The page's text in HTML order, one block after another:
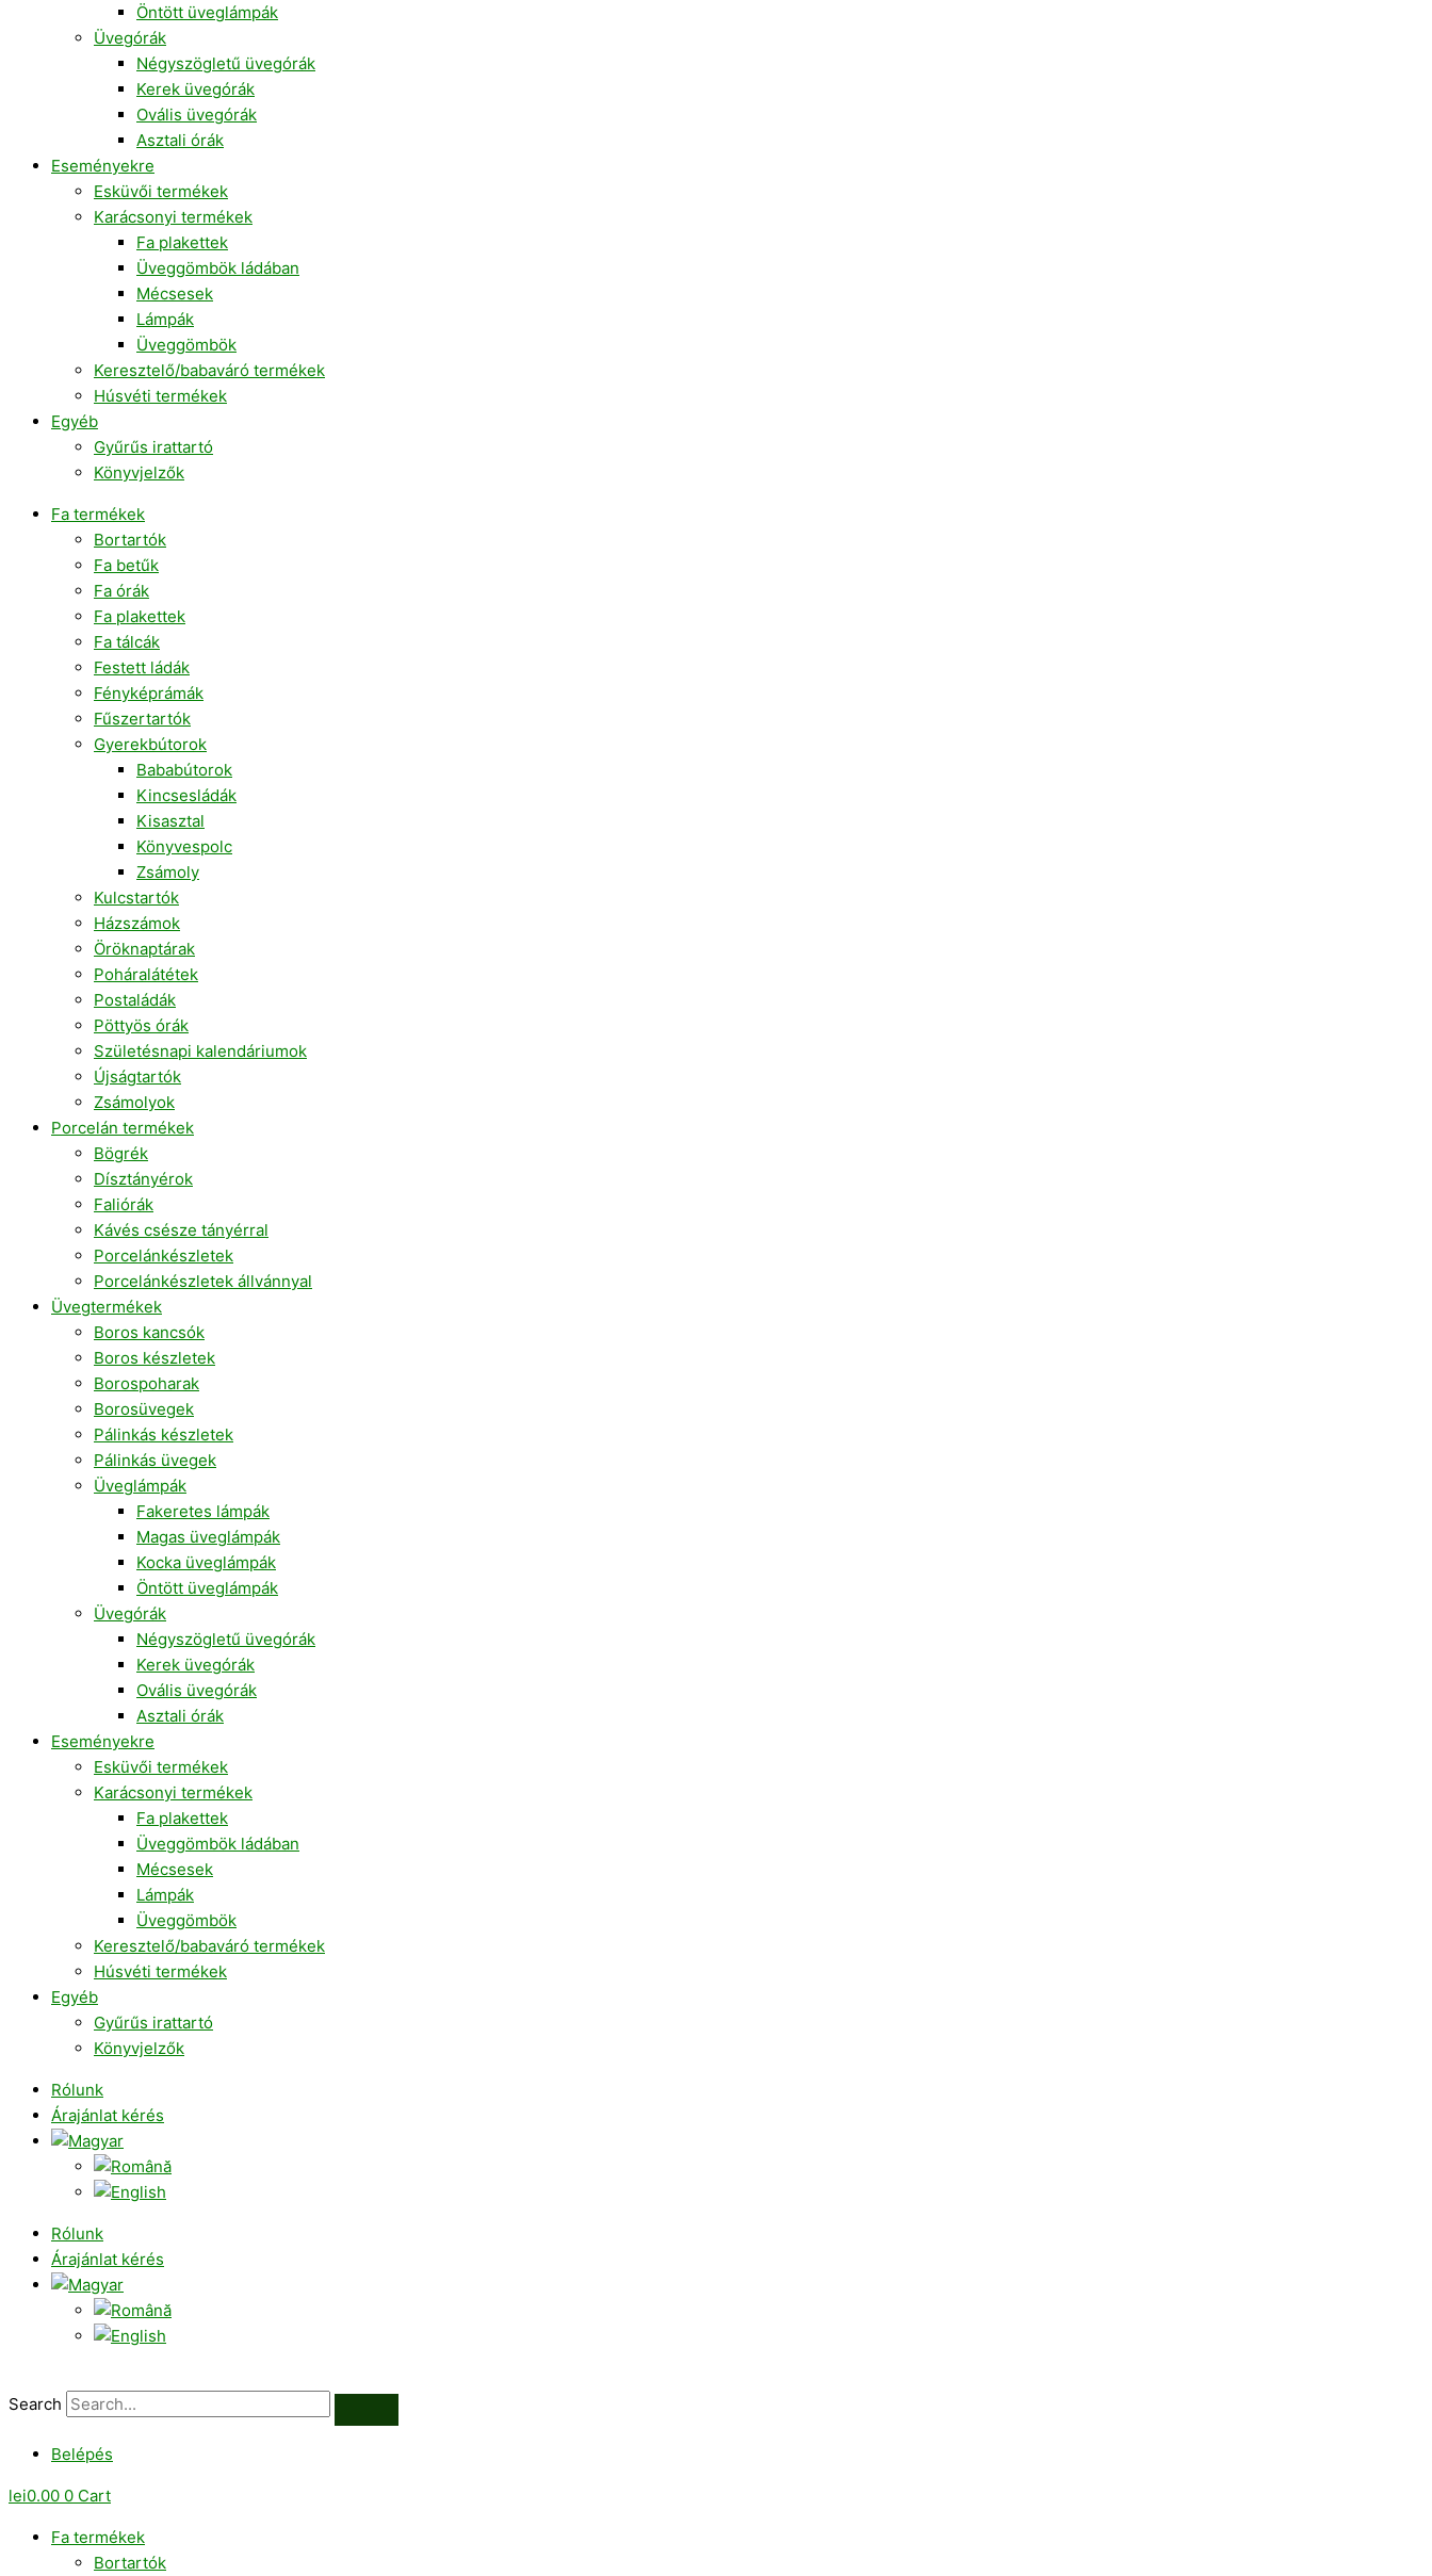
Öntött üveglámpák
Üvegórák
Négyszögletű üvegórák
Kerek üvegórák
Ovális üvegórák
Asztali órák
Eseményekre
Esküvői termékek
Karácsonyi termékek
Fa plakettek
Üveggömbök ládában
Mécsesek
Lámpák
Üveggömbök
Keresztelő/babaváró termékek
Húsvéti termékek
Egyéb
Gyűrűs irattartó
Könyvjelzők
Fa termékek
Bortartók
Fa betűk
Fa órák
Fa plakettek
Fa tálcák
Festett ládák
Fényképrámák
Fűszertartók
Gyerekbútorok
Bababútorok
Kincsesládák
Kisasztal
Könyvespolc
Zsámoly
Kulcstartók
Házszámok
Öröknaptárak
Poháralátétek
Postaládák
Pöttyös órák
Születésnapi kalendáriumok
Újságtartók
Zsámolyok
Porcelán termékek
Bögrék
Dísztányérok
Faliórák
Kávés csésze tányérral
Porcelánkészletek
Porcelánkészletek állvánnyal
Üvegtermékek
Boros kancsók
Boros készletek
Borospoharak
Borosüvegek
Pálinkás készletek
Pálinkás üvegek
Üveglámpák
Fakeretes lámpák
Magas üveglámpák
Kocka üveglámpák
Öntött üveglámpák
Üvegórák
Négyszögletű üvegórák
Kerek üvegórák
Ovális üvegórák
Asztali órák
Eseményekre
Esküvői termékek
Karácsonyi termékek
Fa plakettek
Üveggömbök ládában
Mécsesek
Lámpák
Üveggömbök
Keresztelő/babaváró termékek
Húsvéti termékek
Egyéb
Gyűrűs irattartó
Könyvjelzők
Rólunk
Árajánlat kérés
Rólunk
Árajánlat kérés
Search
Belépés
lei0.00 0 Cart
Fa termékek
Bortartók